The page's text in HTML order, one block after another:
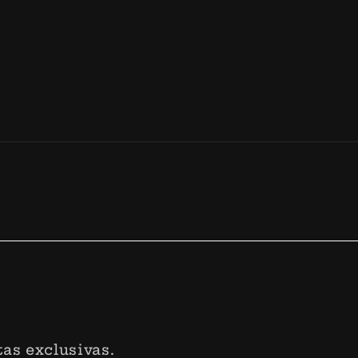
exclusivas.